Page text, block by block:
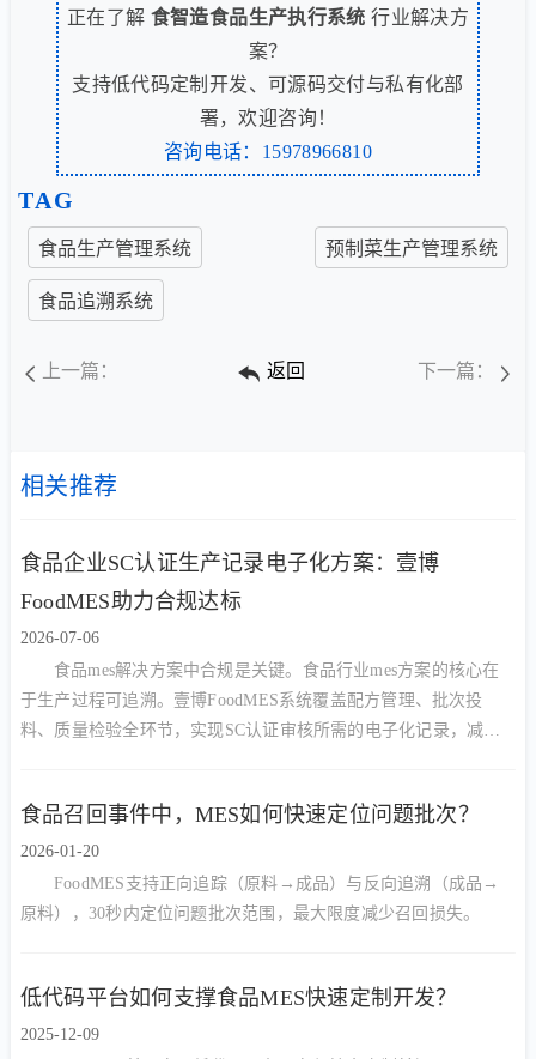
正在了解 食智造食品生产执行系统 行业解决方
案？
支持低代码定制开发、可源码交付与私有化部
署，欢迎咨询！
咨询电话：15978966810
TAG
食品生产管理系统 预制菜生产管理系统
食品追溯系统
上一篇： 返回 下一篇：
相关推荐
食品企业SC认证生产记录电子化方案：壹博
FoodMES助力合规达标
2026-07-06
食品mes解决方案中合规是关键。食品行业mes方案的核心在
于生产过程可追溯。壹博FoodMES系统覆盖配方管理、批次投
料、质量检验全环节，实现SC认证审核所需的电子化记录，减少
食品召回事件中，MES如何快速定位问题批次？
2026-01-20
FoodMES支持正向追踪（原料→成品）与反向追溯（成品→
原料），30秒内定位问题批次范围，最大限度减少召回损失。
低代码平台如何支撑食品MES快速定制开发？
2025-12-09